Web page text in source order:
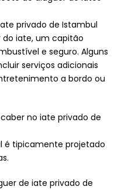
privado de Istambul
iate, um capitão
e seguro. Alguns
serviços adicionais
a bordo ou
no iate privado de
é tipicamente projetado
de iate privado de